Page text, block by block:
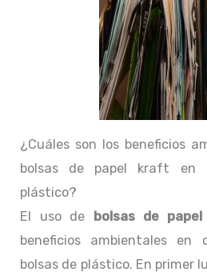
¿Cuáles son los beneficios
bolsas de papel kraft en
plástico?
El uso de
bolsas de
beneficios ambientales en
bolsas de plástico. En primer